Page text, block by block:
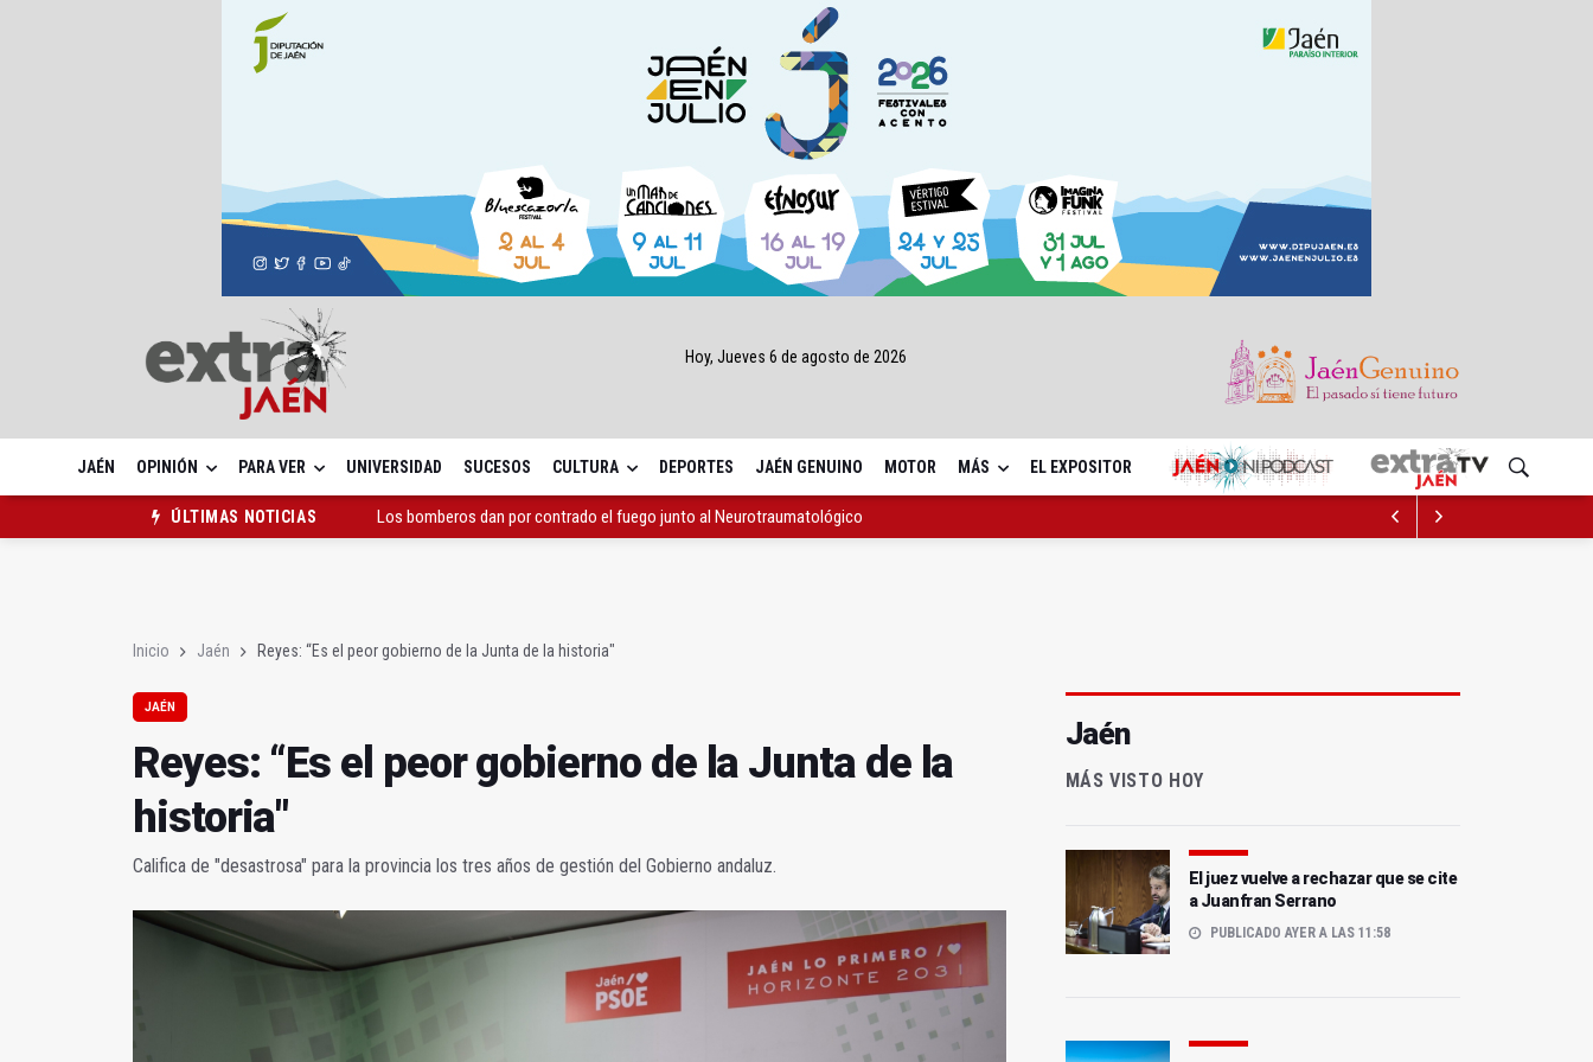
Hoy, Jueves 6 de agosto de 2026
JAÉN OPINIÓN PARA VER UNIVERSIDAD SUCESOS CULTURA DEPORTES JAÉN GENUINO MOTOR MÁS EL EXPOSITOR
ÚLTIMAS NOTICIAS
Los bomberos dan por contrado el fuego junto al Neurotraumatológico
Inicio Jaén Reyes: “Es el peor gobierno de la Junta de la historia"
JAÉN
Reyes: “Es el peor gobierno de la Junta de la
historia"
Califica de "desastrosa" para la provincia los tres años de gestión del Gobierno andaluz.
Jaén
MÁS VISTO HOY
El juez vuelve a rechazar que se cite
a Juanfran Serrano
PUBLICADO AYER A LAS 11:58